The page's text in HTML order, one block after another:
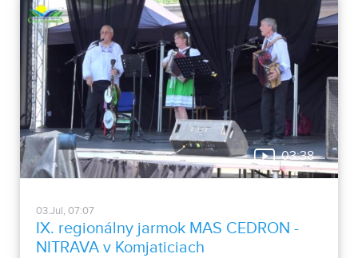
03:38
03.Jul, 07:07
IX. regionálny jarmok MAS CEDRON -
NITRAVA v Komjaticiach